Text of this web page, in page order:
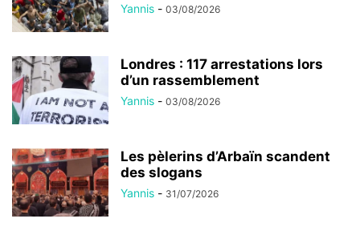
Yannis - 03/08/2026
Londres : 117 arrestations lors
d’un rassemblement
Yannis - 03/08/2026
Les pèlerins d’Arbaïn scandent
des slogans
Yannis - 31/07/2026